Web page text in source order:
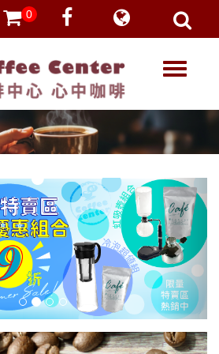
0
T
l
e
a
v
i
g
a
t
i
o
n